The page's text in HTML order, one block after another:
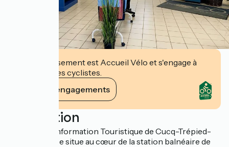
Cet établissement est Accueil Vélo et s'engage à
accueillir des cyclistes.
Voir ses engagements
Description
Le Bureau d’Information Touristique de Cucq-Trépied-
Stella-Plage se situe au cœur de la station balnéaire de